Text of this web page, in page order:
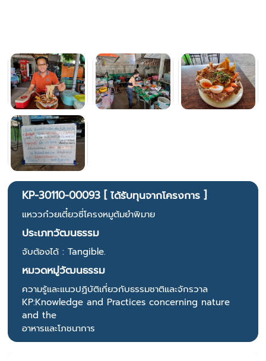
KP-30110-00093 [ ได้รับทุนจากโครงการ ]
แหววก๋วยเตี๋ยวซี่โครงหมูต้มยำพิมาย
ประเภทวัฒนธรรม
จับต้องได้ : Tangible.
หมวดหมู่วัฒนธรรม
ความรู้และแนวปฏิบัติเกี่ยวกับธรรมชาติและจักรวาล
KP:Knowledge and Practices concerning nature
and the
อาหารและโภชนาการ